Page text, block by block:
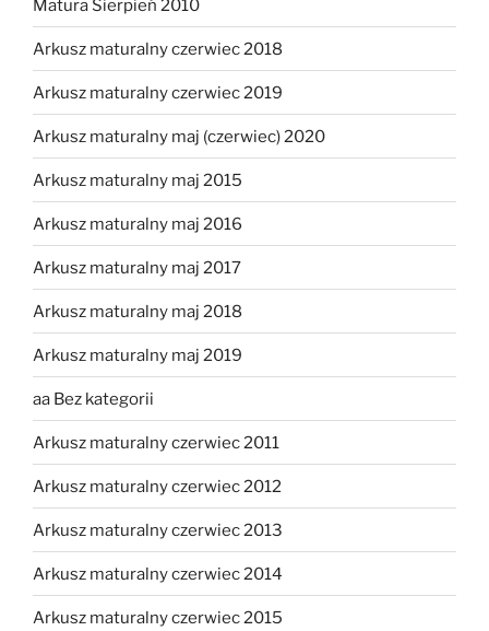
Matura Sierpień 2010
Arkusz maturalny czerwiec 2018
Arkusz maturalny czerwiec 2019
Arkusz maturalny maj (czerwiec) 2020
Arkusz maturalny maj 2015
Arkusz maturalny maj 2016
Arkusz maturalny maj 2017
Arkusz maturalny maj 2018
Arkusz maturalny maj 2019
aa Bez kategorii
Arkusz maturalny czerwiec 2011
Arkusz maturalny czerwiec 2012
Arkusz maturalny czerwiec 2013
Arkusz maturalny czerwiec 2014
Arkusz maturalny czerwiec 2015